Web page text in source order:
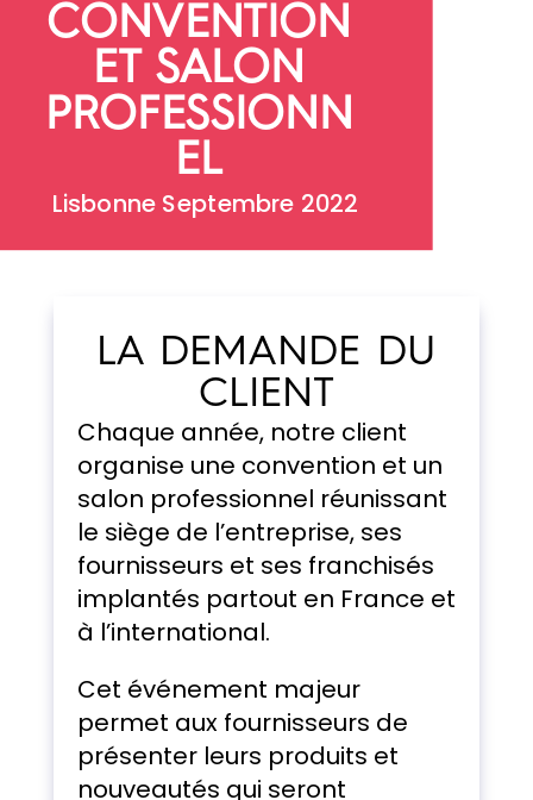
CONVENTION
ET SALON
PROFESSIONN
EL
Lisbonne Septembre 2022
LA DEMANDE DU
CLIENT
Chaque année, notre client
organise une convention et un
salon professionnel réunissant
le siège de l’entreprise, ses
fournisseurs et ses franchisés
implantés partout en France et
à l’international.
Cet événement majeur
permet aux fournisseurs de
présenter leurs produits et
nouveautés qui seront